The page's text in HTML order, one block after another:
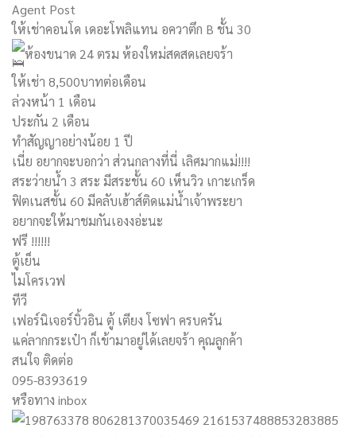
Agent Post
ให้เช่าคอนโด เดอะโพลิแทน อควาตึก B ชั้น 30
ห้องขนาด 24 ตรม ห้องใหม่สดสดเลยจร้า
ให้เช่า 8,500บาทต่อเดือน
ล่วงหน้า 1 เดือน
ประกัน 2 เดือน
ทำสัญญาอย่างน้อย 1 ปี
เนี่ย อยากจะบอกว่า ส่วนกลางที่นี่ เลิศมากแม่!!!!
สระว่ายน้ำ 3 สระ มีสระชั้น 60 เห็นวิว เกาะเกร็ด
ฟิตเนสชั้น 60 มีคลับเฮ้าส์ติดแม่น้ำเจ้าพระยา
อยากจะให้มาชมกันเองงอ่ะนะ
ฟรี !!!!!!
ตู้เย็น
ไมโครเวฟ
ทีวี
เฟอร์นิเจอร์บิ้วอิน ตู้ เตียง โซฟา ครบครัน
แค่ลากกระเป๋า ก็เข้ามาอยู่ได้เลยจร้า คุณลูกค้า
สนใจ ติดต่อ
095-8393619
หรือทาง inbox